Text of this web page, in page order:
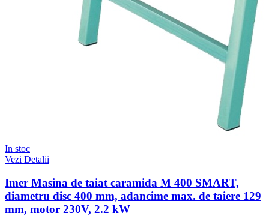
In stoc
Vezi Detalii
Imer Masina de taiat caramida M 400 SMART,
diametru disc 400 mm, adancime max. de taiere 129
mm, motor 230V, 2.2 kW